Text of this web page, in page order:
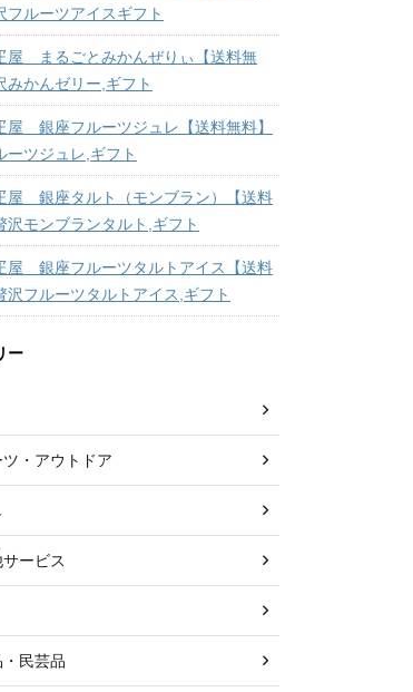
フルーツアイスギフト
屋 まるごとみかんぜりぃ【送料無
みかんゼリー,ギフト
屋 銀座フルーツジュレ【送料無料】
ーツジュレ,ギフト
屋 銀座タルト（モンブラン）【送料
沢モンブランタルト,ギフト
屋 銀座フルーツタルトアイス【送料
沢フルーツタルトアイス,ギフト
ー
ツ・アウトドア
ービス
民芸品